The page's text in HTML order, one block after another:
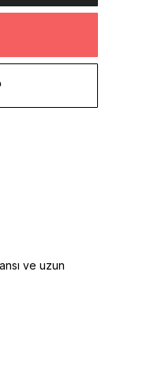
ve uzun